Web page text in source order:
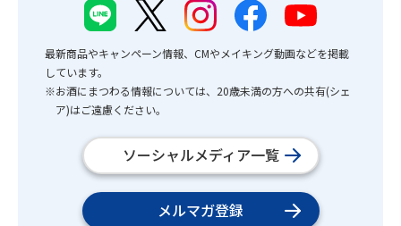
最新商品やキャンペーン情報、CMやメイキング動画などを掲載
しています。
※お酒にまつわる情報については、20歳未満の方への共有(シェ
ア)はご遠慮ください。
ソーシャルメディア一覧
メルマガ登録